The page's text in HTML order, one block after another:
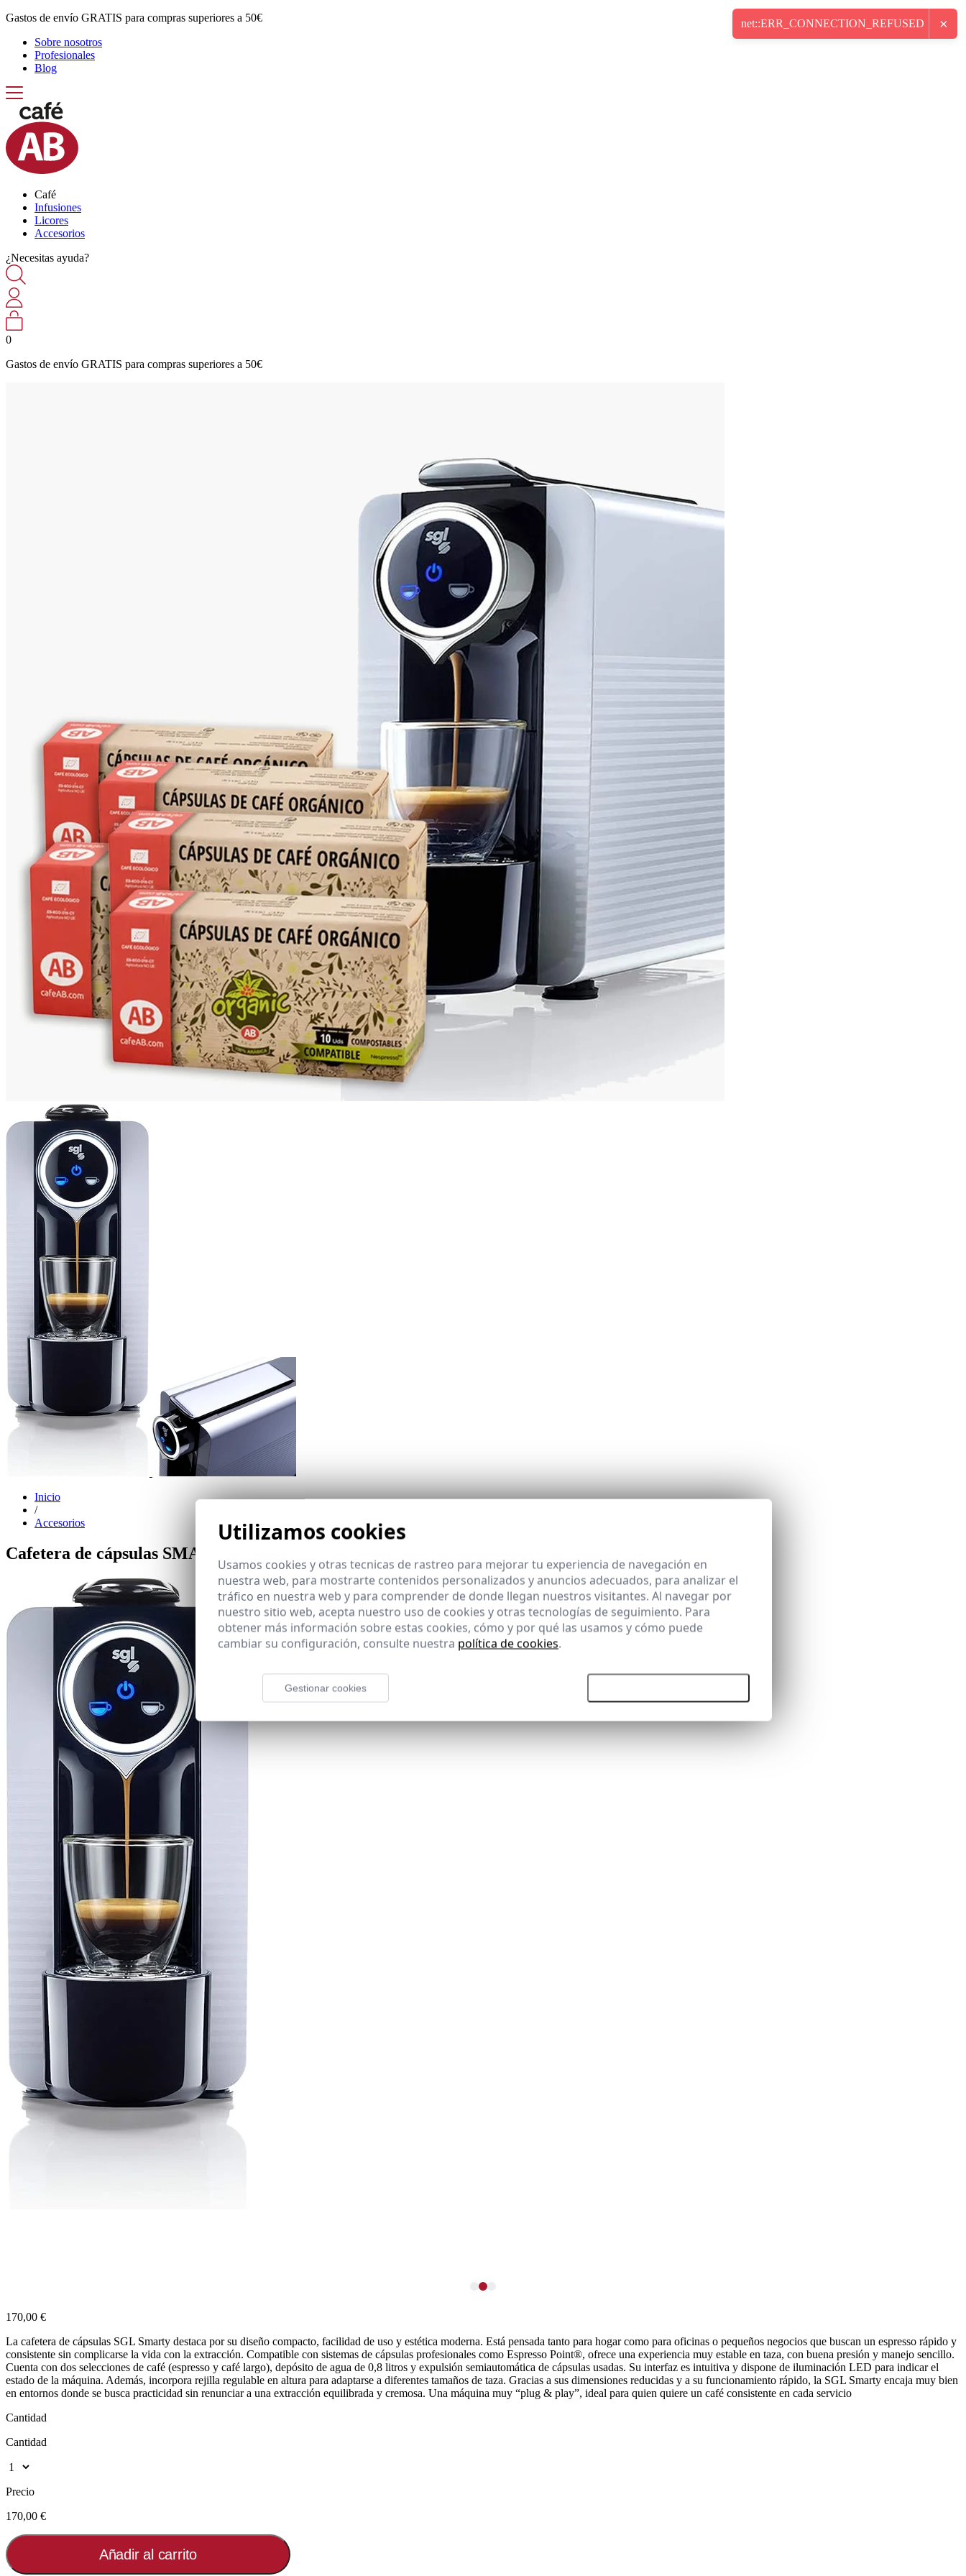
Gastos de envío GRATIS para compras superiores a 50€
Sobre nosotros
Profesionales
Blog
Café
Infusiones
Licores
Accesorios
¿Necesitas ayuda?
0
Gastos de envío GRATIS para compras superiores a 50€
Inicio
/
Accesorios
Cafetera de cápsulas SMARTY + 50 cápsulas compatibles Nespresso® de Café AB Organic
170,00 €
La cafetera de cápsulas SGL Smarty destaca por su diseño compacto, facilidad de uso y estética moderna. Está pensada tanto para hogar como para oficinas o pequeños negocios que buscan un espresso rápido y
consistente sin complicarse la vida con la extracción. Compatible con sistemas de cápsulas profesionales como Espresso Point®, ofrece una experiencia muy estable en taza, con buena presión y manejo sencillo.
Cuenta con dos selecciones de café (espresso y café largo), depósito de agua de 0,8 litros y expulsión semiautomática de cápsulas usadas. Su interfaz es intuitiva y dispone de iluminación LED para indicar el
estado de la máquina. Además, incorpora rejilla regulable en altura para adaptarse a diferentes tamaños de taza. Gracias a sus dimensiones reducidas y a su funcionamiento rápido, la SGL Smarty encaja muy bien
en entornos donde se busca practicidad sin renunciar a una extracción equilibrada y cremosa. Una máquina muy “plug & play”, ideal para quien quiere un café consistente en cada servicio
Cantidad
Cantidad
Precio
170,00 €
Añadir al carrito
Utilizamos cookies
Usamos cookies y otras tecnicas de rastreo para mejorar tu experiencia de navegación en
nuestra web, para mostrarte contenidos personalizados y anuncios adecuados, para analizar el
tráfico en nuestra web y para comprender de donde llegan nuestros visitantes. Al navegar por
nuestro sitio web, acepta nuestro uso de cookies y otras tecnologías de seguimiento. Para
obtener más información sobre estas cookies, cómo y por qué las usamos y cómo puede
cambiar su configuración, consulte nuestra política de cookies.
Gestionar cookies